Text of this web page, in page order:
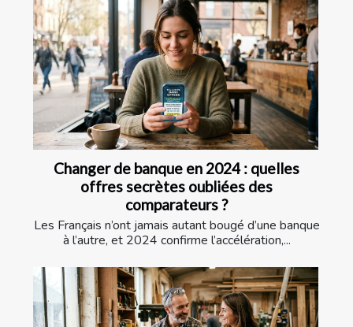
Changer de banque en 2024 : quelles
offres secrètes oubliées des
comparateurs ?
Les Français n’ont jamais autant bougé d’une banque
à l’autre, et 2024 confirme l’accélération,...